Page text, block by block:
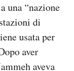
una “nazione
di
usata per
aver
aveva